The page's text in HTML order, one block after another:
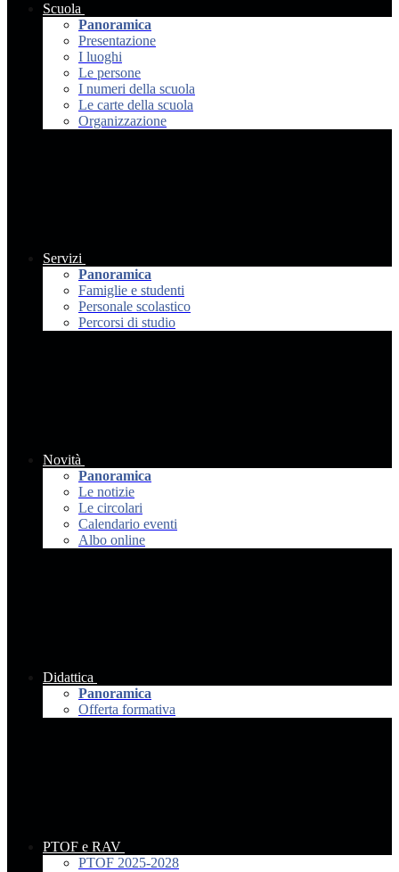
Scuola
Panoramica
Presentazione
I luoghi
Le persone
I numeri della scuola
Le carte della scuola
Organizzazione
Servizi
Panoramica
Famiglie e studenti
Personale scolastico
Percorsi di studio
Novità
Panoramica
Le notizie
Le circolari
Calendario eventi
Albo online
Didattica
Panoramica
Offerta formativa
PTOF e RAV
PTOF 2025-2028